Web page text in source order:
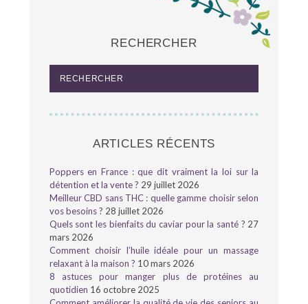
RECHERCHER
ARTICLES RÉCENTS
Poppers en France : que dit vraiment la loi sur la
détention et la vente ? 29 juillet 2026
Meilleur CBD sans THC : quelle gamme choisir selon
vos besoins ? 28 juillet 2026
Quels sont les bienfaits du caviar pour la santé ? 27
mars 2026
Comment choisir l’huile idéale pour un massage
relaxant à la maison ? 10 mars 2026
8 astuces pour manger plus de protéines au
quotidien 16 octobre 2025